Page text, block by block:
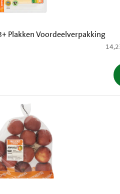
Plakken Voordeelverpakking
€